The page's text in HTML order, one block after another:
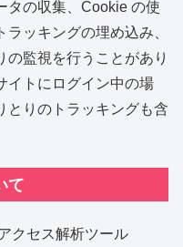
タの収集、Cookie の使
ッキングの埋め込み、
監視を行うことがあり
イトにログイン中の場
とりのトラッキングも含
て
クセス解析ツール